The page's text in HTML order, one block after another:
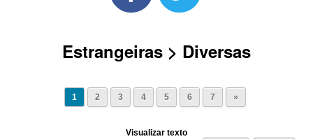
Estrangeiras > Diversas
1 2 3 4 5 6 7 »
Visualizar texto